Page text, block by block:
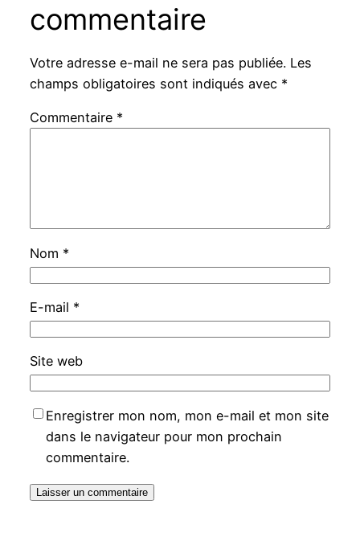
commentaire
Votre adresse e-mail ne sera pas publiée. Les
champs obligatoires sont indiqués avec *
Commentaire *
Nom *
E-mail *
Site web
Enregistrer mon nom, mon e-mail et mon site
dans le navigateur pour mon prochain
commentaire.